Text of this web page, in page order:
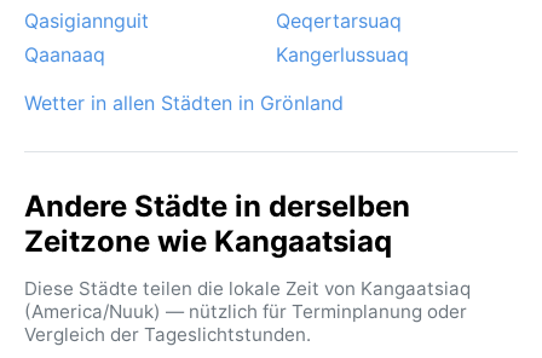
Qasigiannguit
Qeqertarsuaq
Qaanaaq
Kangerlussuaq
Wetter in allen Städten in Grönland
Andere Städte in derselben
Zeitzone wie Kangaatsiaq
Diese Städte teilen die lokale Zeit von Kangaatsiaq
(America/Nuuk) — nützlich für Terminplanung oder
Vergleich der Tageslichtstunden.